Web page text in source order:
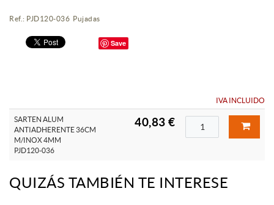
Ref.: PJD120-036 Pujadas
Save
IVA INCLUIDO
SARTEN ALUM
ANTIADHERENTE 36CM
M/INOX 4MM
PJD120-036
40,83 €
QUIZÁS TAMBIÉN TE INTERESE